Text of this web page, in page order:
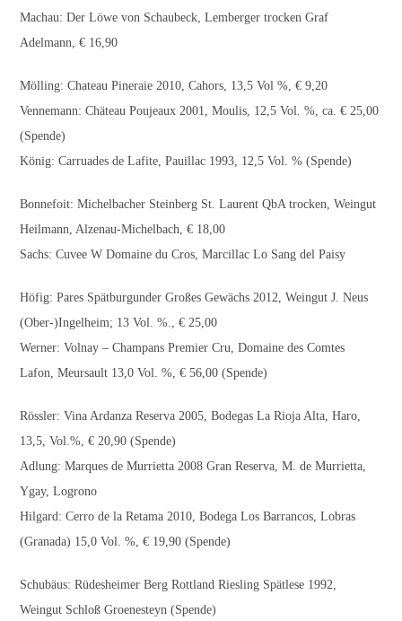
Machau: Der Löwe von Schaubeck, Lemberger trocken Graf
Adelmann, € 16,90
Mölling: Chateau Pineraie 2010, Cahors, 13,5 Vol %, € 9,20
Vennemann: Chäteau Poujeaux 2001, Moulis, 12,5 Vol. %, ca. € 25,00
(Spende)
König: Carruades de Lafite, Pauillac 1993, 12,5 Vol. % (Spende)
Bonnefoit: Michelbacher Steinberg St. Laurent QbA trocken, Weingut
Heilmann, Alzenau-Michelbach, € 18,00
Sachs: Cuvee W Domaine du Cros, Marcillac Lo Sang del Paisy
Höfig: Pares Spätburgunder Großes Gewächs 2012, Weingut J. Neus
(Ober-)Ingelheim; 13 Vol. %., € 25,00
Werner: Volnay – Champans Premier Cru, Domaine des Comtes
Lafon, Meursault 13,0 Vol. %, € 56,00 (Spende)
Rössler: Vina Ardanza Reserva 2005, Bodegas La Rioja Alta, Haro,
13,5, Vol.%, € 20,90 (Spende)
Adlung: Marques de Murrietta 2008 Gran Reserva, M. de Murrietta,
Ygay, Logrono
Hilgard: Cerro de la Retama 2010, Bodega Los Barrancos, Lobras
(Granada) 15,0 Vol. %, € 19,90 (Spende)
Schubäus: Rüdesheimer Berg Rottland Riesling Spätlese 1992,
Weingut Schloß Groenesteyn (Spende)